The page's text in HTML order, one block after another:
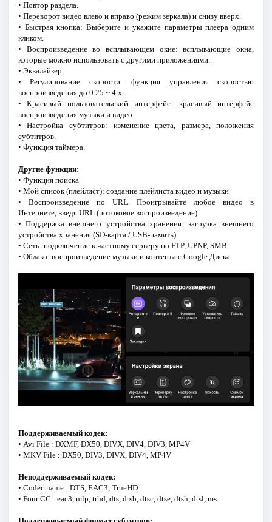
• Повтор раздела.
• Переворот видео влево и вправо (режим зеркала) и снизу вверх.
• Быстрая кнопка: Выберите и укажите параметры плеера одним
кликом.
• Воспроизведение во всплывающем окне: всплывающие окна,
которые можно использовать с другими приложениями.
• Эквалайзер.
• Регулирование скорости: функция управления скоростью
воспроизведения до 0.25 ~ 4 х.
• Красивый пользовательский интерфейс: красивый интерфейс
воспроизведения музыки и видео.
• Настройка субтитров: изменение цвета, размера, положения
субтитров.
• Функция таймера.
Другие функции:
• Функция поиска
• Мой список (плейлист): cоздание плейлиста видео и музыки
• Воспроизведение по URL. Проигрывайте любое видео в
Интернете, введя URL (потоковое воспроизведение).
• Поддержка внешнего устройства хранения: загрузка внешнего
устройства хранения (SD-карта / USB-память)
• Сеть: подключение к частному серверу по FTP, UPNP, SMB
• Облако: воспроизведение музыки и контента с Google Диска
Поддерживаемый кодек:
• Avi File : DXMF, DX50, DIVX, DIV4, DIV3, MP4V
• MKV File : DX50, DIV3, DIVX, DIV4, MP4V
Неподдерживаемый кодек:
• Codec name : DTS, EAC3, TrueHD
• Four CC : eac3, mlp, trhd, dts, dtsb, dtsc, dtse, dtsh, dtsl, ms